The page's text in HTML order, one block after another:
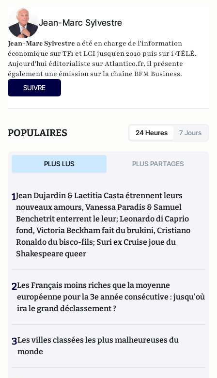
Jean-Marc Sylvestre
Jean-Marc Sylvestre a été en charge de l'information
économique sur TF1 et LCI jusqu'en 2010 puis sur i>TÉLÉ.
Aujourd'hui éditorialiste sur Atlantico.fr, il présente
également une émission sur la chaîne BFM Business.
SUIVRE
POPULAIRES 24 Heures 7 Jours
PLUS LUS PLUS PARTAGES
1Jean Dujardin & Laetitia Casta étrennent leurs
nouveaux amours, Vanessa Paradis & Samuel
Benchetrit enterrent le leur; Leonardo di Caprio
fond, Victoria Beckham fait du brukini, Cristiano
Ronaldo du bisco-fils; Suri ex Cruise joue du
Shakespeare queer
2Les Français moins riches que la moyenne
européenne pour la 3e année consécutive : jusqu'où
ira le grand déclassement ?
3Les villes classées les plus malheureuses du
monde